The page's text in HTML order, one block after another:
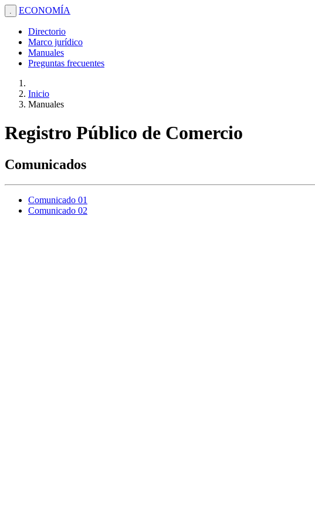
. ECONOMÍA
Directorio
Marco jurídico
Manuales
Preguntas frecuentes
Inicio
Manuales
Registro Público de Comercio
Comunicados
Comunicado 01
Comunicado 02